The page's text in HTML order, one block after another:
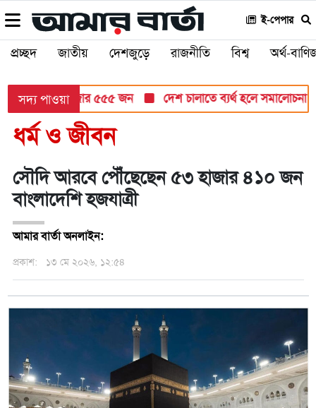
ই-পেপার
প্রচ্ছদ জাতীয় দেশজুড়ে রাজনীতি বিশ্ব অর্থ-
সদ্য পাওয়া
৮৬ লাখ ৩২ হাজার ৫৫৫ জন দেশ চালাতে ব্যর্থ হলে সমালোচনা
ধর্ম ও জীবন
সৌদি আরবে পৌঁছেছেন ৫৩ হাজার ৪১০ জন
বাংলাদেশি হজযাত্রী
আমার বার্তা অনলাইন:
প্রকাশ: ১৩ মে ২০২৬, ১২:৫৪